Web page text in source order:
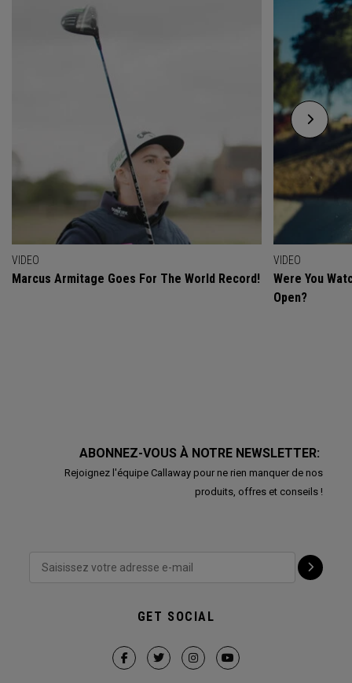
VIDEO
Marcus Armitage Goes For The World Record!
VIDEO
Were You
Open?
ABONNEZ-VOUS À NOTRE NEWSLETTER:
Rejoignez l'équipe Callaway pour ne rien manquer de nos
produits, offres et conseils !
GET SOCIAL